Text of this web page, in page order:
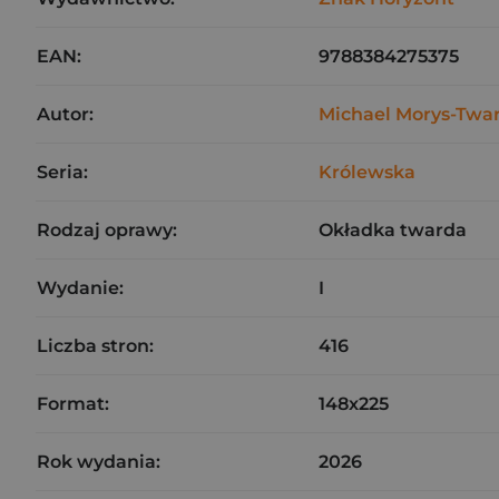
EAN: 9788384275375
Autor: Michael Morys-
Seria: Królewska
Rodzaj oprawy: Okładka twarda
Wydanie: I
Liczba stron: 416
Format: 148x225
Rok wydania: 2026